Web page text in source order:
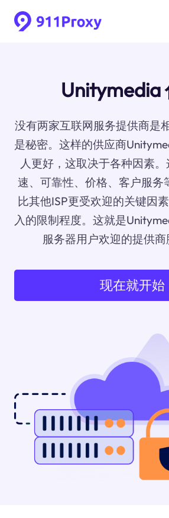
Unitymedia
没有两家互联网服务提供商是
是秘密。这样的供应商
人更好，这取决于各种因素
速、可靠性、价格、客户服务
比其他ISP更受欢迎的关键因
入的限制程度。这就是
服务器用户欢迎的提供商
现在就开始